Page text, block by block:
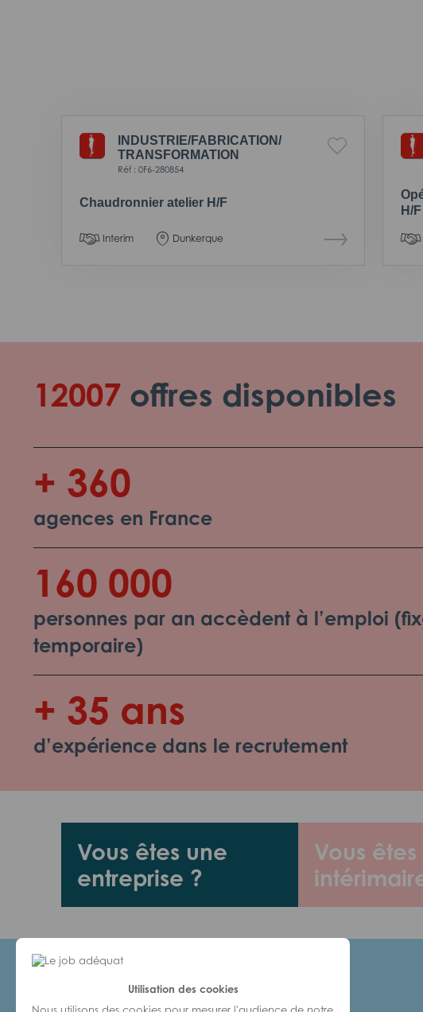
Utilisation des cookies
INDUSTRIE/FABRICATION/
TRANSFORMATION
Réf : 0F6-280854
Chaudronnier atelier H/F
Interim Dunkerque
H/F
12007 offres disponibles
+ 360
agences en France
160 000
personnes par an accèdent à l’emploi
temporaire)
+ 35 ans
d’expérience dans le recrutement
Vous êtes une
entreprise ?
Vous êtes